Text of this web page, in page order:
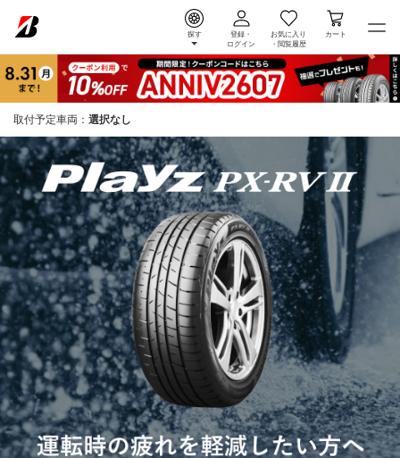
探す
登録・
ログイン
お気に入り
・ 閲覧履歴
カート
取付予定車両： 選択なし